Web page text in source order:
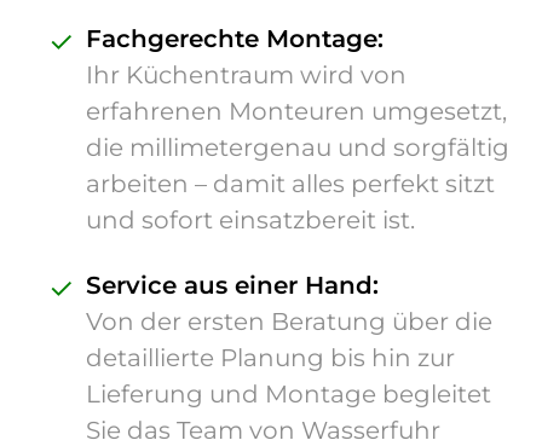
✓ Fachgerechte Montage:
Ihr Küchentraum wird von
erfahrenen Monteuren umgesetzt,
die millimetergenau und sorgfältig
arbeiten – damit alles perfekt sitzt
und sofort einsatzbereit ist.
✓ Service aus einer Hand:
Von der ersten Beratung über die
detaillierte Planung bis hin zur
Lieferung und Montage begleitet
Sie das Team von Wasserfuhr